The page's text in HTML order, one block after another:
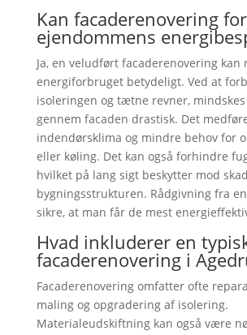
Kan facaderenovering
ejendommens
Ja, en veludført facaderenovering kan
energiforbruget betydeligt. Ved at
isoleringen og tætne revner,
gennem facaden drastisk. Det
indendørsklima og mindre behov for
eller køling. Det kan også forhindre
hvilket på lang sigt beskytter mod
bygningsstrukturen. Rådgivning fra
sikre, at man får de mest
Hvad inkluderer en
facaderenovering i
Facaderenovering omfatter ofte
maling og opgradering af isolering.
Materialeudskiftning kan også være